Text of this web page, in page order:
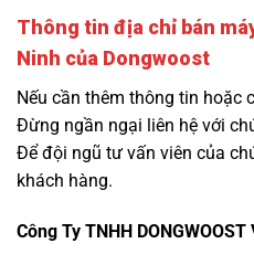
Thông tin địa chỉ bán
Ninh của Dongwoost
Nếu cần thêm thông tin hoặc
Đừng ngần ngại liên hệ với
Để đội ngũ tư vấn viên của
khách hàng.
Công Ty TNHH DONGWOOST